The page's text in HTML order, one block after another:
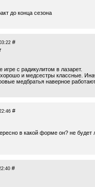
до конца сезона
#
с радикулитом в лазарет.
и медсестры классные.
медбратья наверное
#
в какой форме он? не
#